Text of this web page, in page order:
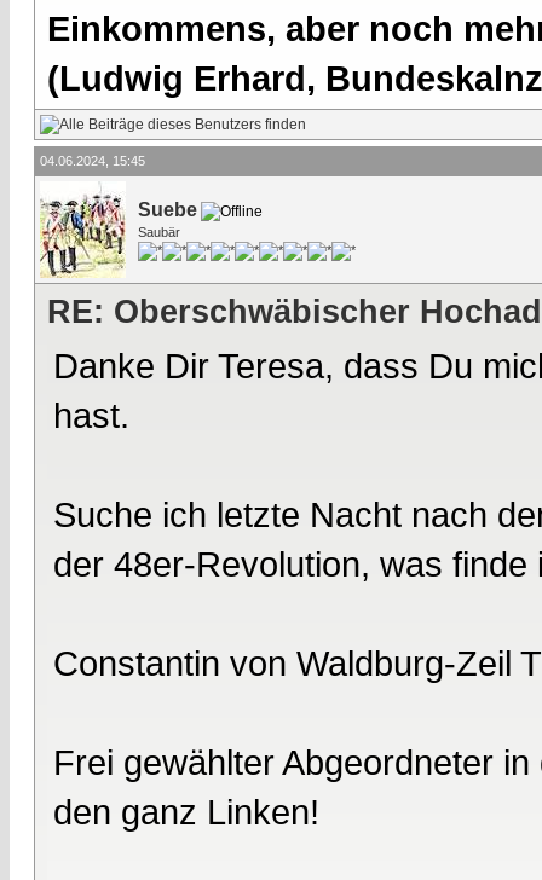
Einkommens, aber noch
(Ludwig Erhard,
04.06.2024, 15:45
Suebe
Saubär
RE: Oberschwäbischer
Danke Dir Teresa, dass Du
hast.
Suche ich letzte Nacht nach
der 48er-Revolution, was
Constantin von Waldburg-Zeil
Frei gewählter Abgeordneter
den ganz Linken!